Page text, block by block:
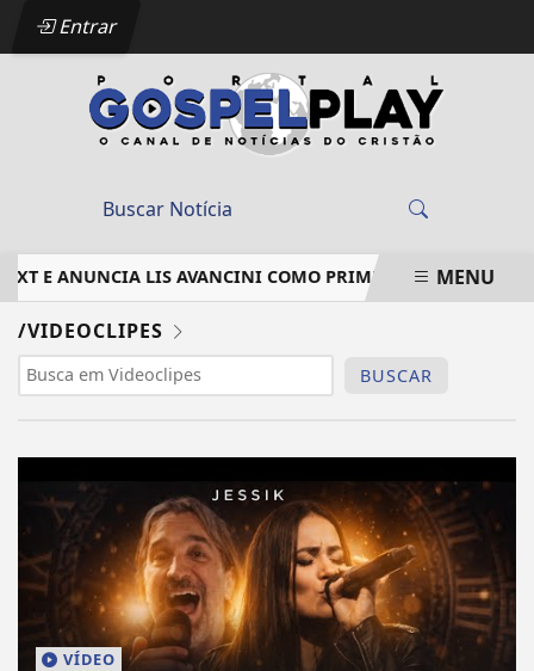
Entrar
E ANUNCIA LIS AVANCINI COMO PRIMEIRA ARTISTA
EM ALTA
MENU
/VIDEOCLIPES
BUSCAR
VÍDEO